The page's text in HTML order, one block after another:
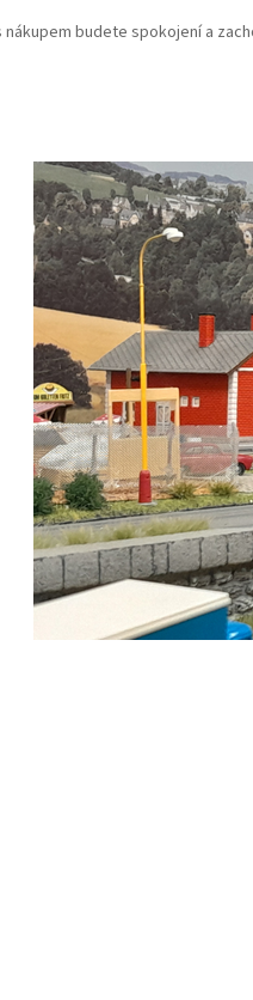
nákupem budete spokojení a